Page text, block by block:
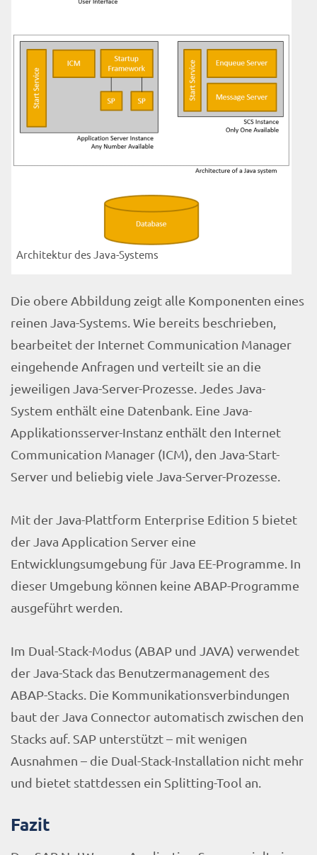
Architektur des Java-Systems
Die obere Abbildung zeigt alle Komponenten eines
reinen Java-Systems. Wie bereits beschrieben,
bearbeitet der Internet Communication Manager
eingehende Anfragen und verteilt sie an die
jeweiligen Java-Server-Prozesse. Jedes Java-
System enthält eine Datenbank. Eine Java-
Applikationsserver-Instanz enthält den Internet
Communication Manager (ICM), den Java-Start-
Server und beliebig viele Java-Server-Prozesse.
Mit der Java-Plattform Enterprise Edition 5 bietet
der Java Application Server eine
Entwicklungsumgebung für Java EE-Programme. In
dieser Umgebung können keine ABAP-Programme
ausgeführt werden.
Im Dual-Stack-Modus (ABAP und JAVA) verwendet
der Java-Stack das Benutzermanagement des
ABAP-Stacks. Die Kommunikationsverbindungen
baut der Java Connector automatisch zwischen den
Stacks auf. SAP unterstützt – mit wenigen
Ausnahmen – die Dual-Stack-Installation nicht mehr
und bietet stattdessen ein Splitting-Tool an.
Fazit